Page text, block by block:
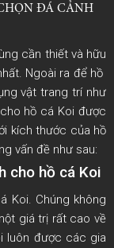
ĐÁ CẢNH
cần thiết và hữu
Ngoài ra để hồ
vật trang trí như
hồ cá Koi được
kích thước của hồ
vấn đề như sau:
cho hồ cá Koi
Koi. Chúng không
giá trị rất cao về
luôn được các gia